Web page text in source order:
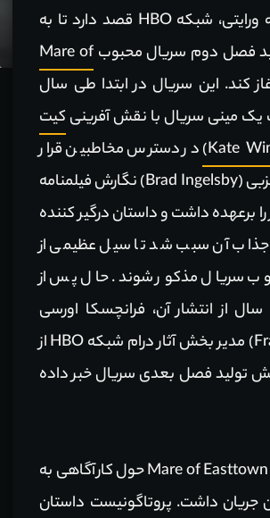
به گزارش رسانه ورایتی، شبکه HBO قصد دارد تا به
فصل دوم سریال محبوبMare of
کند. این سریال در ابتدا طی سال
کیت
در دسترس مخاطبین قرار
گرفت. برد اینگلزبی (Brad Ingelsby) نگارش فیلمنامه
برعهده داشت و داستان درگیر کننده
جذاب آن سبب شد تا سیل عظیمی از
سریال مذکور شوند. حال پس از
از انتشار آن، فرانچسکا اورسی
(Francesca Orsi) مدیر بخش آثار درام شبکه HBO از
تولید فصل بعدی سریال خبر داده
داستان سریال Mare of Easttown حول کارآگاهی به
جریان داشت. پروتاگونیست داستان